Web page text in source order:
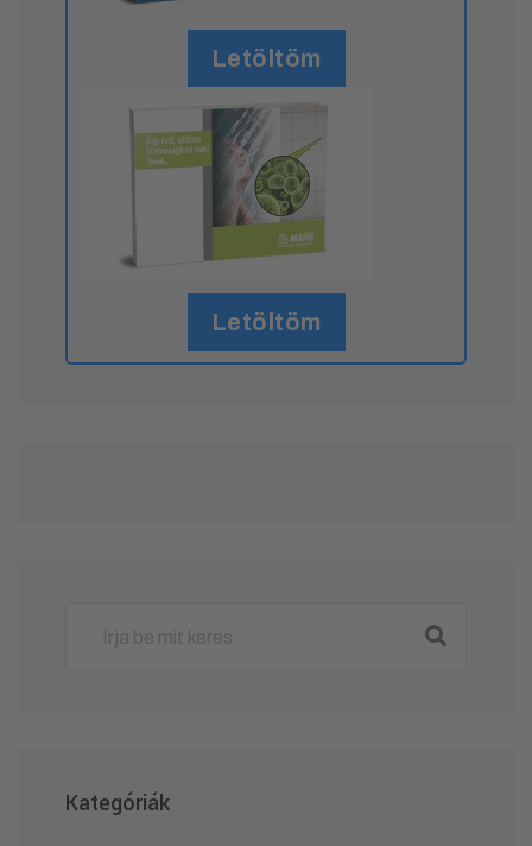
Letöltöm
Letöltöm
Kategóriák